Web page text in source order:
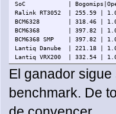
SoC |
Ralink RT3052 | 255.59 |
BCM6328 | 318.46 | 1.0.1c
BCM6368 | 397.82 | 1.0.1e
BCM6368 SMP | 397.82 |
Lantiq Danube | 221.18 |
Lantiq VRX200 | 332.54 |
El ganador
benchmark. De